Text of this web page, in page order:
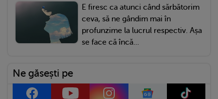
E firesc ca atunci când sărbătorim
ceva, să ne gândim mai în
profunzime la lucrul respectiv. Așa
se face că încă...
Ne găsești pe